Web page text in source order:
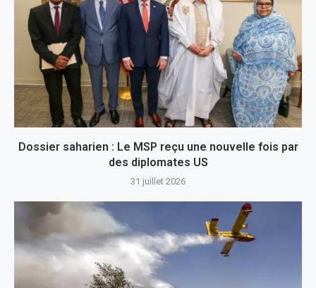
Dossier saharien : Le MSP reçu une nouvelle fois par
des diplomates US
31 juillet 2026